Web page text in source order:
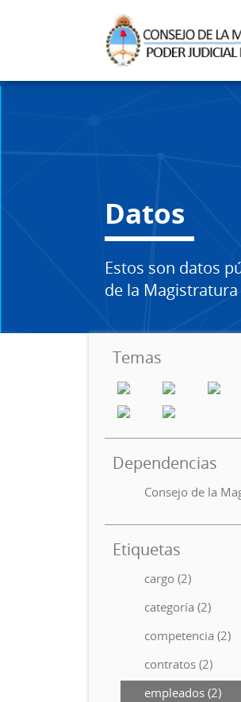
Datos
Estos son datos
de la
Temas
Dependencias
Consejo de la
Etiquetas
cargo (2)
categoría (2)
competencia (2)
contratos (2)
empleados (2)